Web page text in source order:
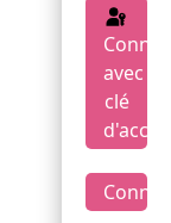
avec
clé
d'accès